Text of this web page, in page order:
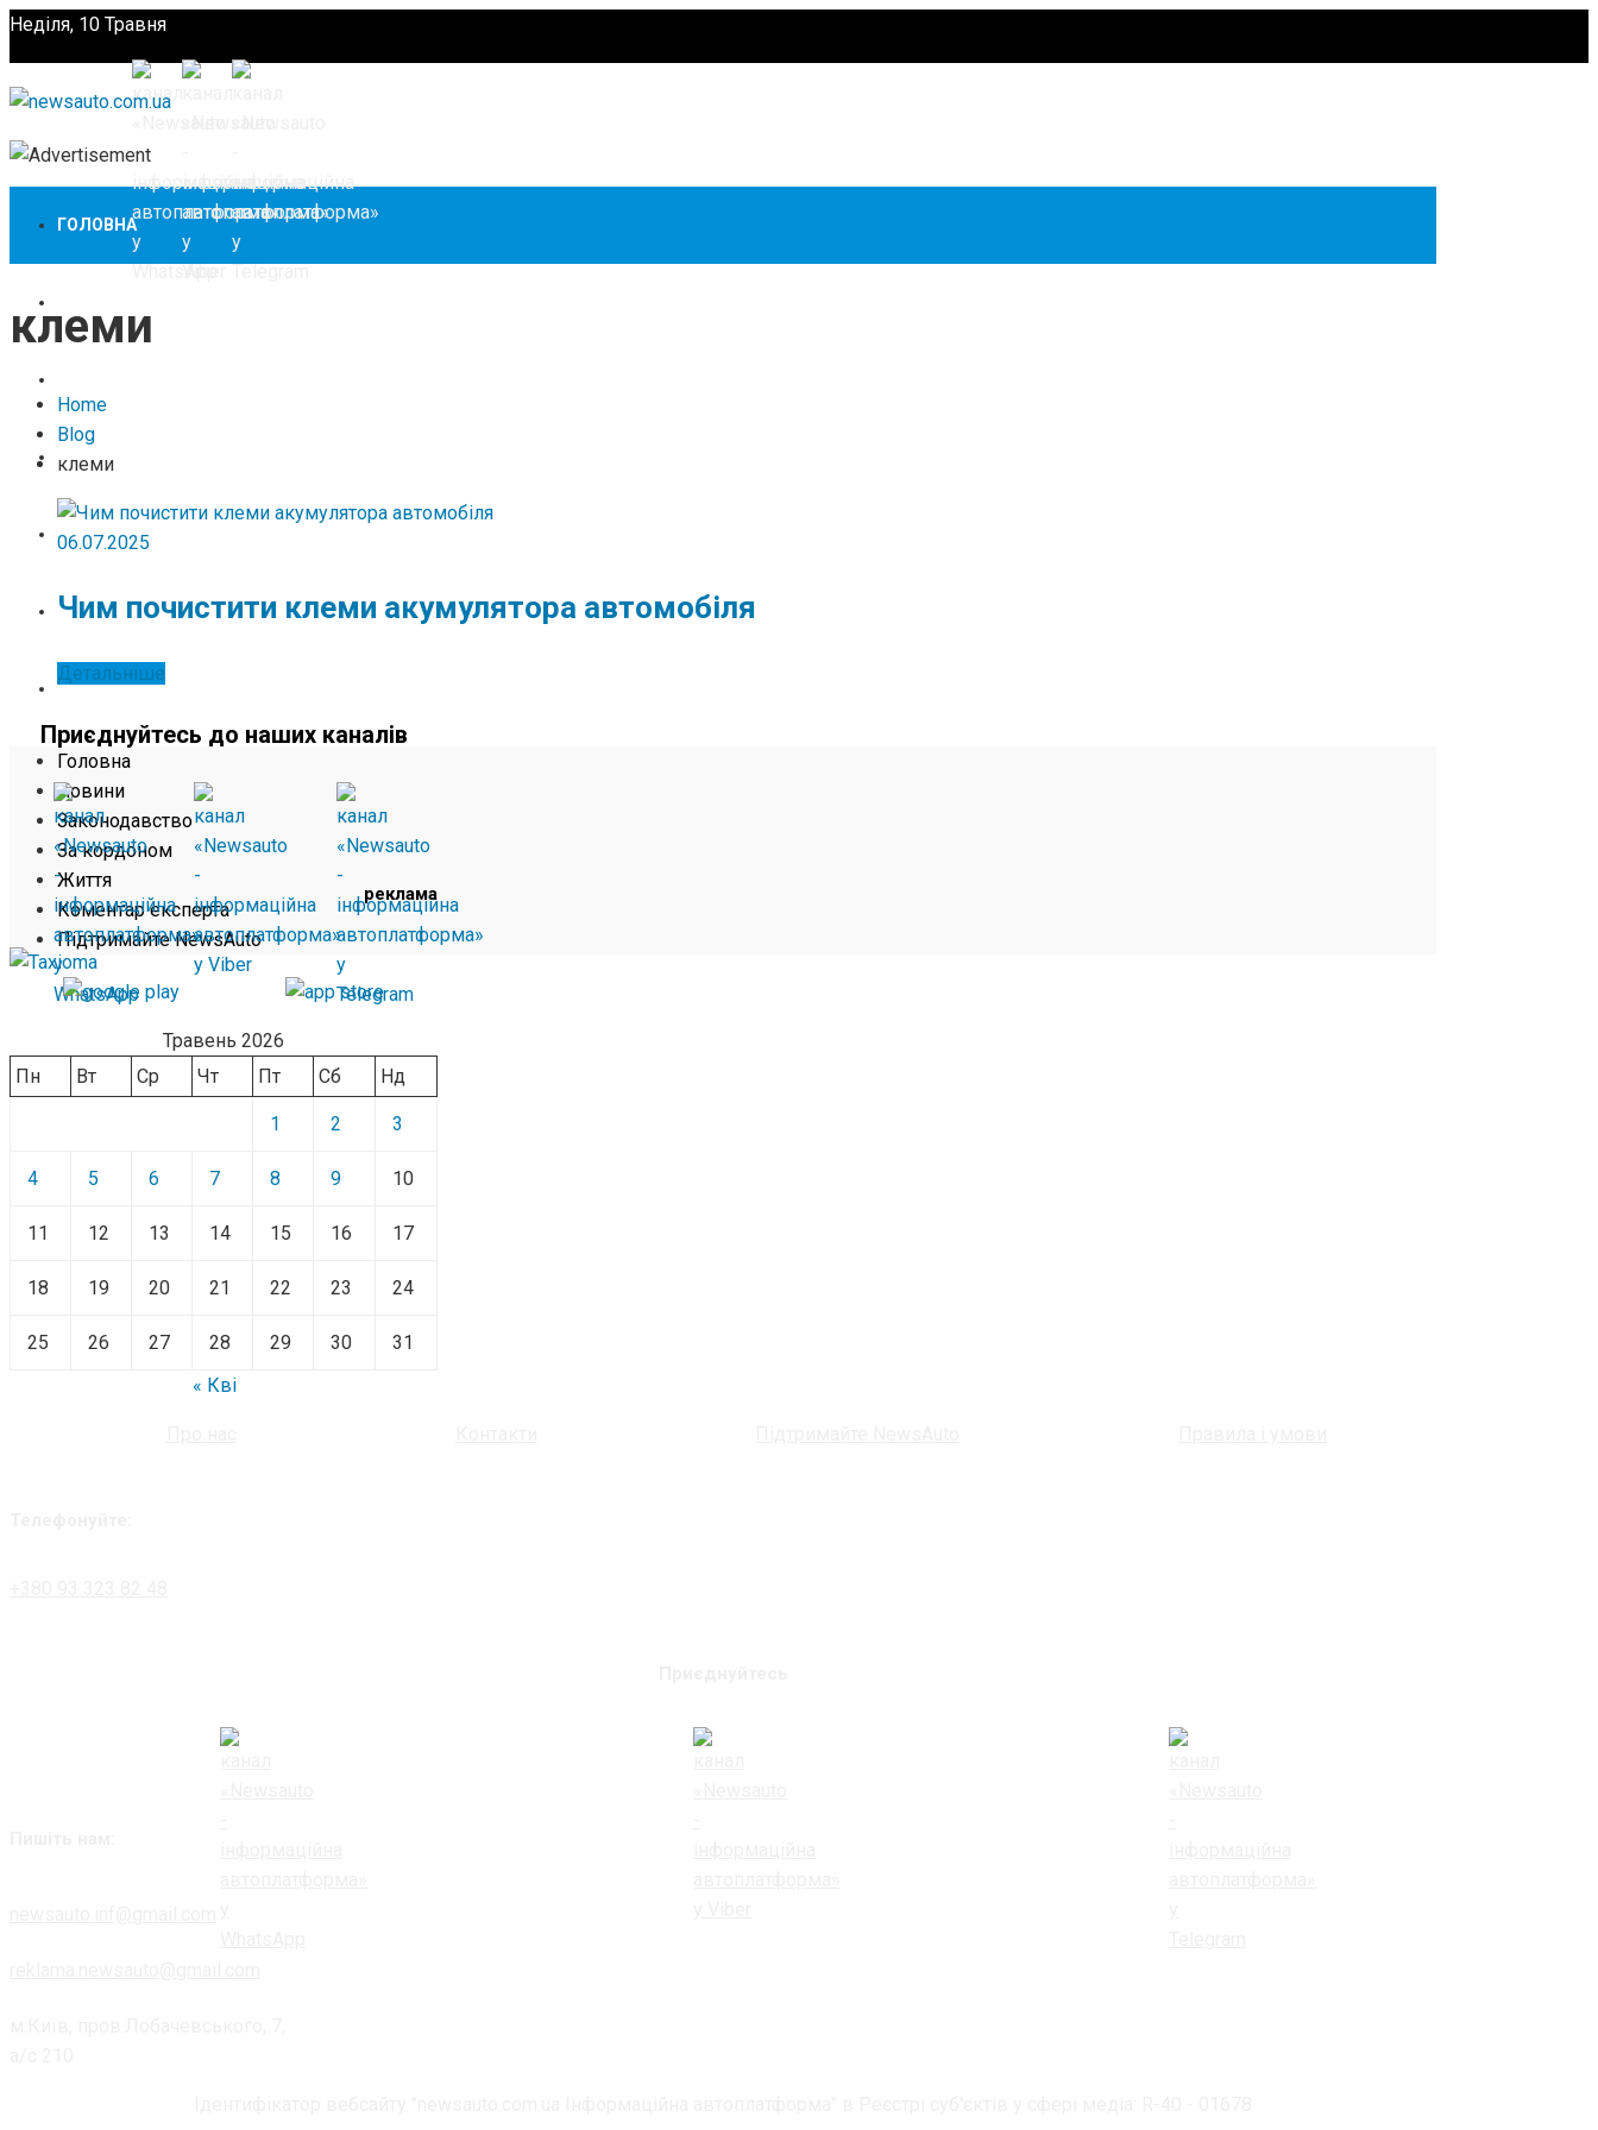
Неділя, 10 Травня
ГОЛОВНА
ЗА КОРДОНОМ
ЖИТТЯ
КОМЕНТАР ЕКСПЕРТА
ПІДТРИМАЙТЕ NEWSAUTO
Головна
Новини
Законодавство
За кордоном
Життя
Коментар експерта
Підтримайте NewsAuto
клеми
Home
Blog
клеми
06.07.2025
Чим почистити клеми акумулятора автомобіля
Детальніше
Приєднуйтесь до наших каналів
реклама
Травень 2026
Пн
Вт Ср Чт Пт Сб Нд
1 2 3
4 5 6 7 8 9 10
11 12 13 14 15 16 17
18 19 20 21 22 23 24
25 26 27 28 29 30
31
« Кві